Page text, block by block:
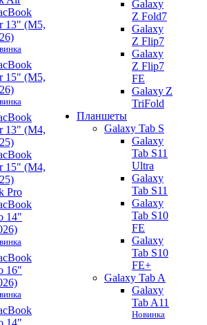
13" (M5,
15" (M5,
13" (M4,
15" (M4,
Pro
14"
16"
14"
Galaxy
Z Fold7
Galaxy
Z Flip7
Galaxy
Z Flip7
FE
Galaxy Z
TriFold
Планшеты
Galaxy Tab S
Galaxy
Tab S11
Ultra
Galaxy
Tab S11
Galaxy
Tab S10
FE
Galaxy
Tab S10
FE+
Galaxy Tab A
Galaxy
Tab A11
Новинка